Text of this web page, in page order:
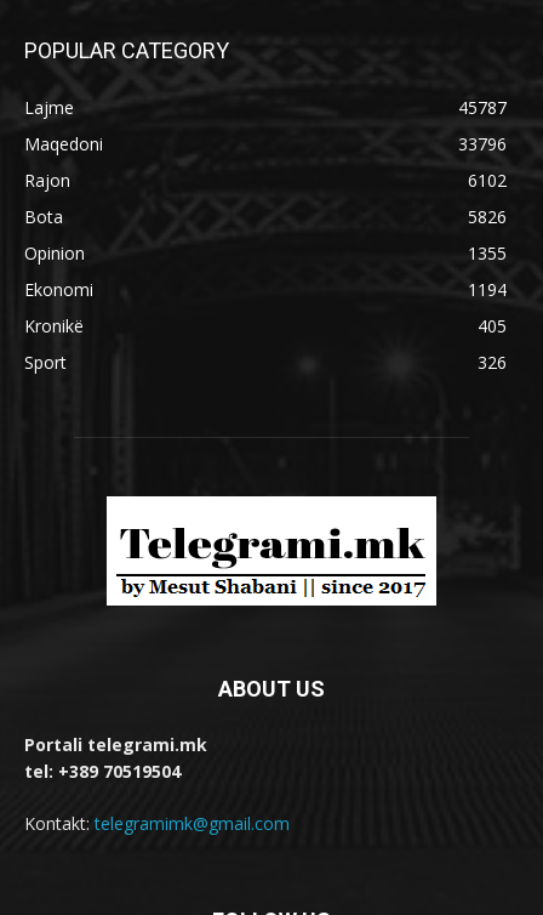
POPULAR CATEGORY
Lajme
45787
Maqedoni
33796
Rajon
6102
Bota
5826
Opinion
1355
Ekonomi
1194
Kronikë
405
Sport
326
ABOUT US
Portali telegrami.mk
tel: +389 70519504
Kontakt:telegramimk@gmail.com